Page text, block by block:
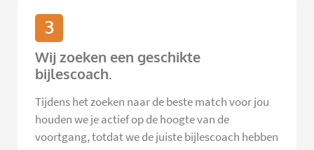
3
Wij zoeken een geschikte
bijlescoach.
Tijdens het zoeken naar de beste match voor jou
houden we je actief op de hoogte van de
voortgang, totdat we de juiste bijlescoach hebben